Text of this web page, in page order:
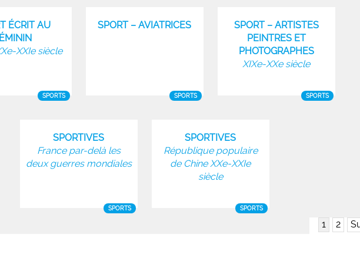
ÉCRIT AU
XXIe siècle
SPORTS
SPORT – AVIATRICES
SPORTS
SPORT – ARTISTES
PEINTRES ET
PHOTOGRAPHES
XIXe-XXe siècle
SPORTS
SPORTIVES
France par-delà les
deux guerres mondiales
SPORTS
SPORTIVES
République populaire
de Chine XXe-XXIe
siècle
SPORTS
1 2